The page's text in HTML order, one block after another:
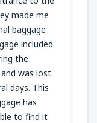
made me
baggage
included
the
was lost.
days. This
has
to find it